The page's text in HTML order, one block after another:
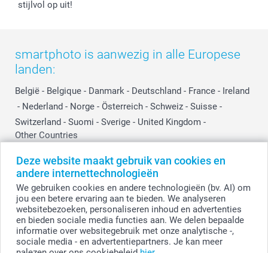
Deze website maakt gebruik van cookies en
andere internettechnologieën
We gebruiken cookies en andere technologieën (bv. AI) om
jou een betere ervaring aan te bieden. We analyseren
websitebezoeken, personaliseren inhoud en advertenties
en bieden sociale media functies aan. We delen bepaalde
informatie over websitegebruik met onze analytische -,
sociale media - en advertentiepartners. Je kan meer
stijlvol op uit!
smartphoto is aanwezig in alle Europese
landen:
België - Belgique - Danmark - Deutschland - France - Ireland
- Nederland - Norge - Österreich - Schweiz - Suisse -
Switzerland - Suomi - Sverige - United Kingdom -
Other Countries
© smartphoto group. Alle rechten voorbehouden.Disclaimer
Alle prijzen zijn in EURO (€) inclusief BTW en exclusief verzendkosten.